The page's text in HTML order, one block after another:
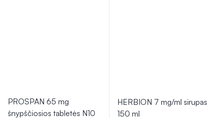
PROSPAN 65 mg
šnypščiosios tabletės N10
HERBION 7 mg/ml sirupas
150 ml